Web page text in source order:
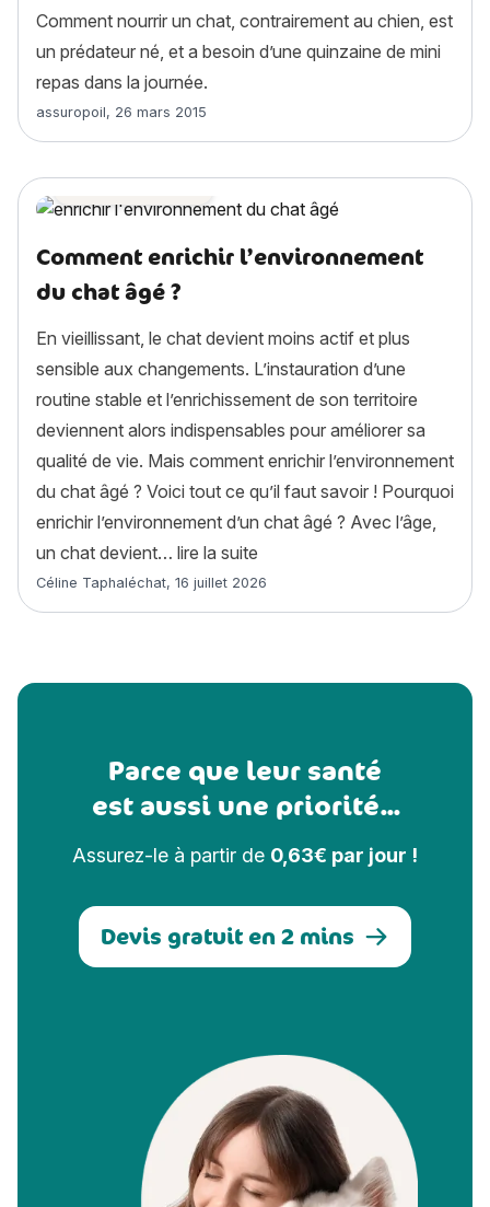
Comment nourrir un chat, contrairement au chien, est
un prédateur né, et a besoin d’une quinzaine de mini
repas dans la journée.
Article rédigé par
assuropoil, 26 mars 2015
Comment enrichir l’environnement
du chat âgé ?
En vieillissant, le chat devient moins actif et plus
sensible aux changements. L’instauration d’une
routine stable et l’enrichissement de son territoire
deviennent alors indispensables pour améliorer sa
qualité de vie. Mais comment enrichir l’environnement
du chat âgé ? Voici tout ce qu’il faut savoir ! Pourquoi
enrichir l’environnement d’un chat âgé ? Avec l’âge,
un chat devient… lire la suite
Article rédigé par
Céline Taphaléchat, 16 juillet 2026
Parce que leur santé
est aussi une priorité...
Assurez-le à partir de 0,63€ par jour !
Devis gratuit en 2 mins